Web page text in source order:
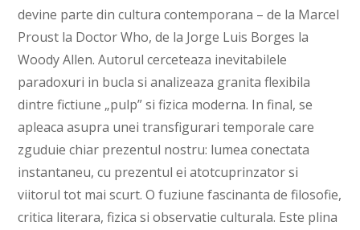
devine parte din cultura contemporana – de la Marcel
Proust la Doctor Who, de la Jorge Luis Borges la
Woody Allen. Autorul cerceteaza inevitabilele
paradoxuri in bucla si analizeaza granita flexibila
dintre fictiune „pulp” si fizica moderna. In final, se
apleaca asupra unei transfigurari temporale care
zguduie chiar prezentul nostru: lumea conectata
instantaneu, cu prezentul ei atotcuprinzator si
viitorul tot mai scurt. O fuziune fascinanta de filosofie,
critica literara, fizica si observatie culturala. Este plina